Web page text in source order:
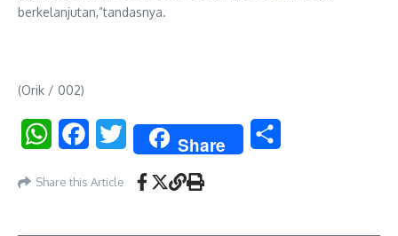
berkelanjutan,”tandasnya.
(Orik / 002)
WhatsAppFacebookTwitter Share
Share this Article